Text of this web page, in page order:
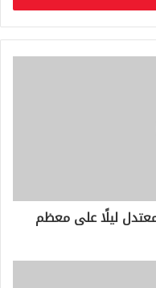
ليلًا على معظم